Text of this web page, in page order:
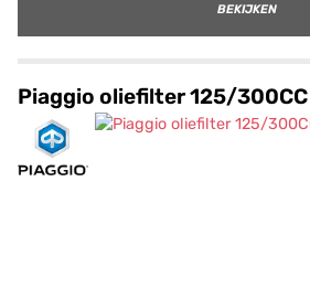
BEKIJKEN
Piaggio oliefilter 125/